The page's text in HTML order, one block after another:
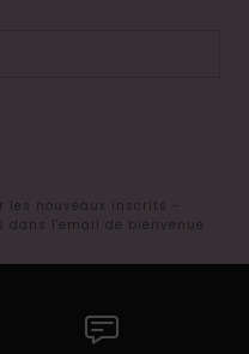
les nouveaux inscrits -
l'email de bienvenue